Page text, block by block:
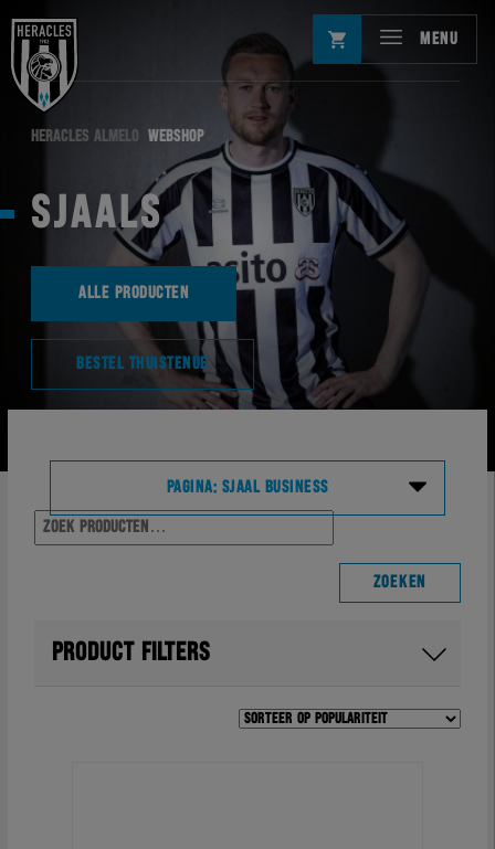
MENU
HERACLES ALMELO WEBSHOP
SJAALS
ALLE PRODUCTEN
BESTEL THUISTENUE
PAGINA: SJAAL BUSINESS
ZOEKEN
PRODUCT FILTERS